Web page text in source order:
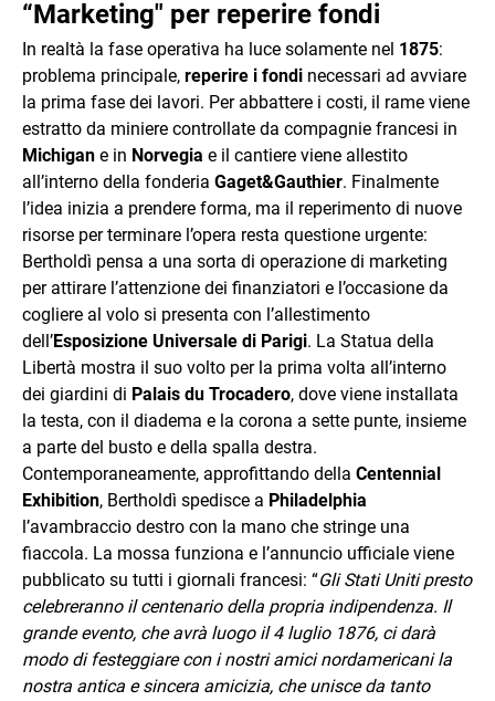
“Marketing" per reperire fondi
In realtà la fase operativa ha luce solamente nel 1875:
problema principale, reperire i fondi necessari ad avviare
la prima fase dei lavori. Per abbattere i costi, il rame viene
estratto da miniere controllate da compagnie francesi in
Michigan e in Norvegia e il cantiere viene allestito
all’interno della fonderia Gaget&Gauthier. Finalmente
l’idea inizia a prendere forma, ma il reperimento di nuove
risorse per terminare l’opera resta questione urgente:
Bertholdì pensa a una sorta di operazione di marketing
per attirare l’attenzione dei finanziatori e l’occasione da
cogliere al volo si presenta con l’allestimento
dell’Esposizione Universale di Parigi. La Statua della
Libertà mostra il suo volto per la prima volta all’interno
dei giardini di Palais du Trocadero, dove viene installata
la testa, con il diadema e la corona a sette punte, insieme
a parte del busto e della spalla destra.
Contemporaneamente, approfittando della Centennial
Exhibition, Bertholdì spedisce a Philadelphia
l’avambraccio destro con la mano che stringe una
fiaccola. La mossa funziona e l’annuncio ufficiale viene
pubblicato su tutti i giornali francesi: “Gli Stati Uniti presto
celebreranno il centenario della propria indipendenza. Il
grande evento, che avrà luogo il 4 luglio 1876, ci darà
modo di festeggiare con i nostri amici nordamericani la
nostra antica e sincera amicizia, che unisce da tanto